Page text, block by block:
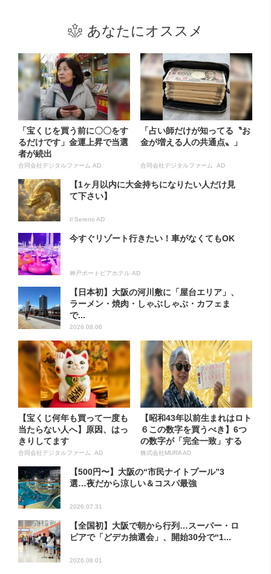
あなたにオススメ
「宝くじを買う前に〇〇をす
るだけです」金運上昇で当選
者が続出
合同会社デジタルファーム AD
「占い師だけが知ってる〝お
金が増える人の共通点〟」
合同会社デジタルファーム AD
【1ヶ月以内に大金持ちになりたい人だけ見
て下さい】
Il Sereno AD
今すぐリゾート行きたい！車がなくてもOK
神戸ポートピアホテル AD
【日本初】大阪の河川敷に「屋台エリア」、
ラーメン・焼肉・しゃぶしゃぶ・カフェま
で...
2026.08.06
【宝くじ何年も買って一度も
当たらない人へ】原因、はっ
きりしてます
合同会社デジタルファーム AD
【昭和43年以前生まれはロト
６この数字を買うべき】6つ
の数字が「完全一致」する
方...
株式会社MURA AD
【500円〜】大阪の“市民ナイトプール”3
選…夜だから涼しい＆コスパ最強
2026.07.31
【全国初】大阪で朝から行列…スーパー・ロ
ピアで「どデカ抽選会」、開始30分で“1...
2026.08.01